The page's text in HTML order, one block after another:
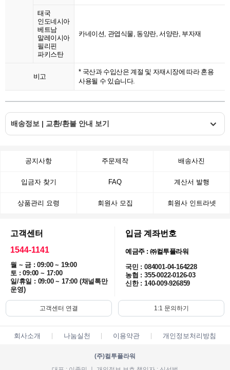
태국
인도네시아
베트남
말레이시아
필리핀
파키스탄
카네이션, 관엽식물, 동양란, 서양란, 부자재
비고
* 국산과 수입산은 계절 및 자재시장에 따라 혼용
사용될 수 있습니다.
배송정보 | 교환/환불 안내 보기
공지사항 주문제작 배송사진
입금자 찾기 FAQ 계산서 발행
상품관리 요령 회원사 모집 회원사 인트라넷
고객센터
1544-1141
월 ~ 금 : 09:00 ~ 19:00
토 : 09:00 ~ 17:00
일/휴일 : 09:00 ~ 17:00 (채널톡만
운영)
입금 계좌번호
예금주 : ㈜컬투플라워
국민 : 084001-04-164228
농협 : 355-0022-0126-03
신한 : 140-009-926859
고객센터 연결 1:1 문의하기
회사소개 나눔실천 이용약관 개인정보처리방침
(주)컬투플라워